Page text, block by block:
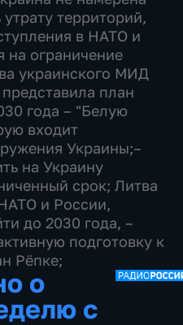
территорий,
в НАТО и
на ограничение
украинского МИД
план
года – "Белую
входит
Украины; ​–
на Украину
срок; Литва
и России,
до 2030 года, –
подготовку к
Рёпке;
о
с